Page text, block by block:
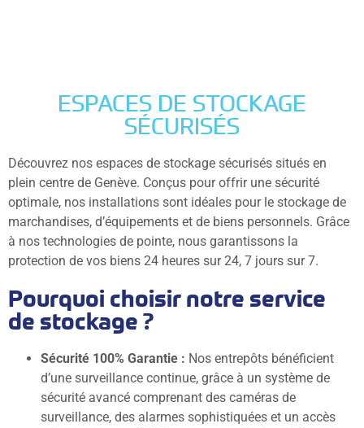
ESPACES DE STOCKAGE
SÉCURISÉS
Découvrez nos espaces de stockage sécurisés situés en
plein centre de Genève. Conçus pour offrir une sécurité
optimale, nos installations sont idéales pour le stockage de
marchandises, d’équipements et de biens personnels. Grâce
à nos technologies de pointe, nous garantissons la
protection de vos biens 24 heures sur 24, 7 jours sur 7.
Pourquoi choisir notre service
de stockage ?
Sécurité 100% Garantie : Nos entrepôts bénéficient
d’une surveillance continue, grâce à un système de
sécurité avancé comprenant des caméras de
surveillance, des alarmes sophistiquées et un accès